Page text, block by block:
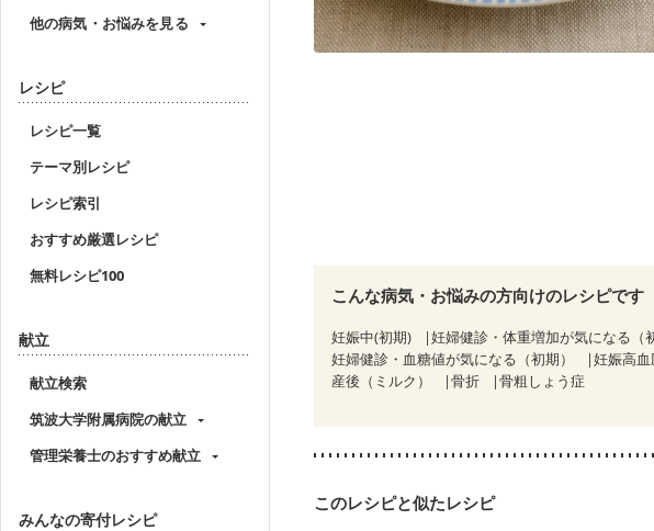
他の病気・お悩みを見る
レシピ
レシピ一覧
テーマ別レシピ
レシピ索引
おすすめ厳選レシピ
無料レシピ100
献立
献立検索
筑波大学附属病院の献立
管理栄養士のおすすめ献立
みんなの寄付レシピ
こんな病気・お悩みの方向けのレシピです
妊娠中(初期) 妊婦健診・体重増加が気になる（
妊婦健診・血糖値が気になる（初期）
妊娠高
産後（ミルク）
骨折 骨粗しょう症
このレシピと似たレシピ